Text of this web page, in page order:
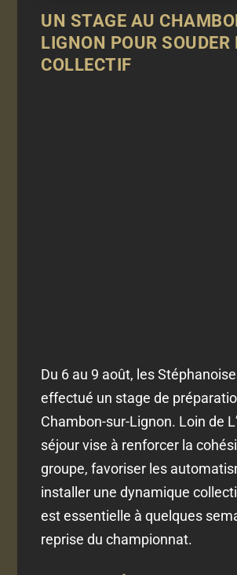
UN STAGE AU
LIGNON POUR SOUDER
COLLECTIF
Du 6 au 9 août, les
effectué un stage de
Chambon-sur-Lignon. Loin de
séjour vise à renforcer la
groupe, favoriser les
installer une dynamique
est essentielle à quelques
reprise du championnat.